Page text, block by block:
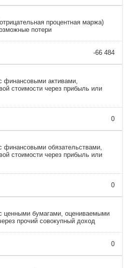
процентная маржа)
потери
-66 484
финансовыми активами,
стоимости через прибыль или
0
финансовыми обязательствами,
стоимости через прибыль или
0
ценными бумагами, оцениваемыми
прочий совокупный доход
0